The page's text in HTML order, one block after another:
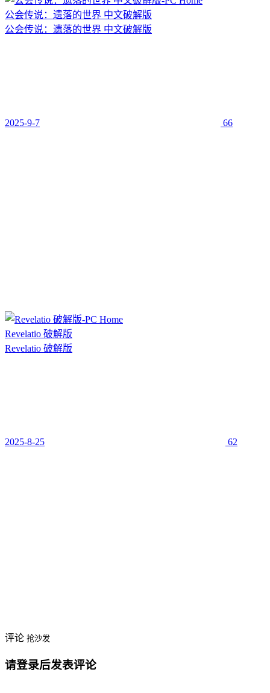
公会传说：遗落的世界 中文破解版
公会传说：遗落的世界 中文破解版
2025-9-7 66
Revelatio 破解版
Revelatio 破解版
2025-8-25 62
评论 抢沙发
请登录后发表评论